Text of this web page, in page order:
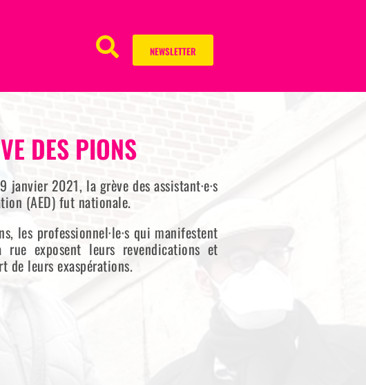
NEWSLETTER
DES PIONS
janvier 2021, la grève des assistant·e·s
(AED) fut nationale.
les professionnel·le·s qui manifestent
rue exposent leurs revendications et
de leurs exaspérations.